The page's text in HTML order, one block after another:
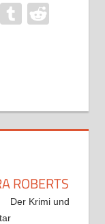
EmailTumblr
ROBERTS
Der Krimi und